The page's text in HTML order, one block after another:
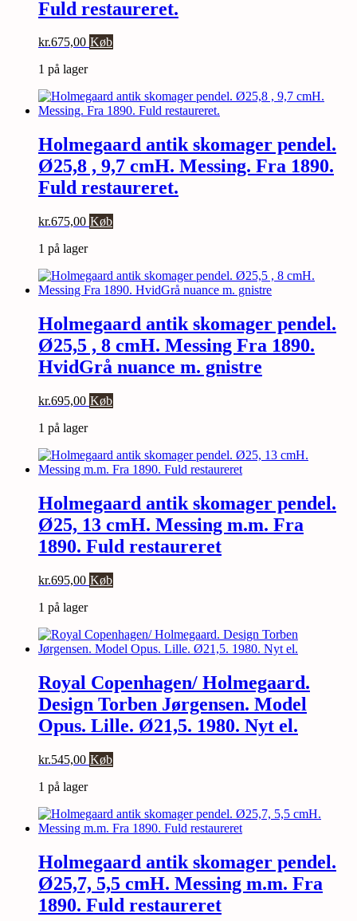
Fuld restaureret.
kr.675,00 Køb
1 på lager
Holmegaard antik skomager pendel.
Ø25,8 , 9,7 cmH. Messing. Fra 1890.
Fuld restaureret.
kr.675,00 Køb
1 på lager
Holmegaard antik skomager pendel.
Ø25,5 , 8 cmH. Messing Fra 1890.
HvidGrå nuance m. gnistre
kr.695,00 Køb
1 på lager
Holmegaard antik skomager pendel.
Ø25, 13 cmH. Messing m.m. Fra
1890. Fuld restaureret
kr.695,00 Køb
1 på lager
Royal Copenhagen/ Holmegaard.
Design Torben Jørgensen. Model
Opus. Lille. Ø21,5. 1980. Nyt el.
kr.545,00 Køb
1 på lager
Holmegaard antik skomager pendel.
Ø25,7, 5,5 cmH. Messing m.m. Fra
1890. Fuld restaureret